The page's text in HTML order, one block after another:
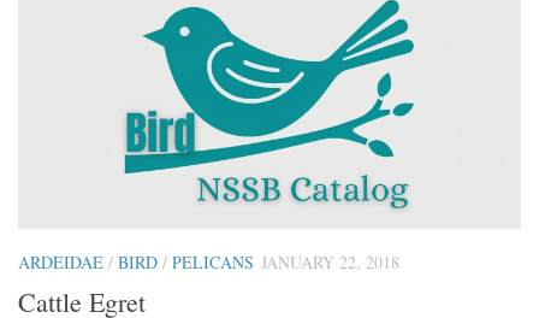
ARDEIDAE / BIRD / PELICANS JANUARY 22, 2018
Cattle Egret